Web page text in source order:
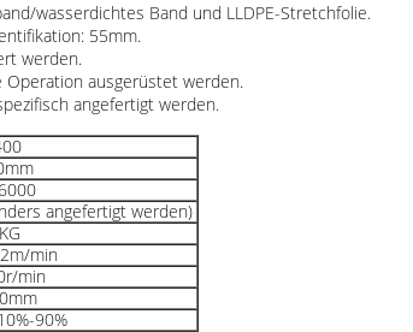
wasserdichtes Band und LLDPE-Stretchfolie.
55mm.
werden.
ausgerüstet werden.
angefertigt werden.
angefertigt werden)
min
min
90%